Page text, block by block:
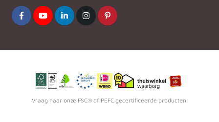
Vraag naar onze FSC® of PEFC gecertificeerde producten.